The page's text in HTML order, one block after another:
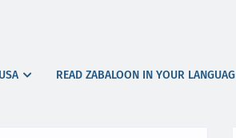
USA READ ZABALOON IN YOUR